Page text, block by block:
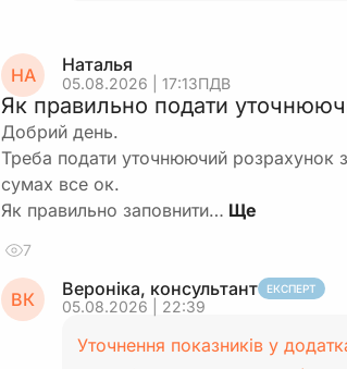
НА Наталья
05.08.2026 | 17:13ПДВ
Як правильно подати
Добрий день.
Треба подати уточнюючий розрахунок
сумах все ок.
Як правильно заповнити…
7
ВК Вероніка, консультант ЕКСПЕРТ
05.08.2026 | 22:39
Уточнення показників у